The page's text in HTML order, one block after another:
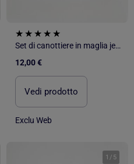
Set di canottiere in maglia jersey
12,00 €
Vedi prodotto
Exclu Web
1 / 5